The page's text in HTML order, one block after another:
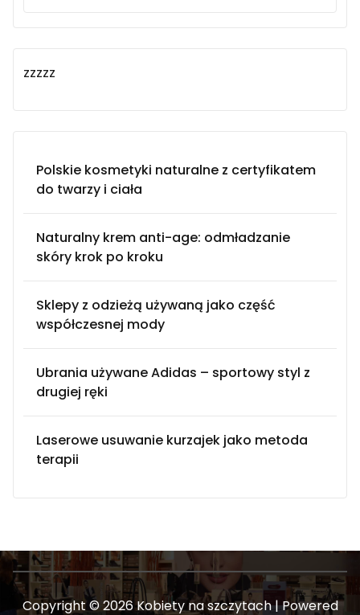
zzzzz
Polskie kosmetyki naturalne z certyfikatem
do twarzy i ciała
Naturalny krem anti-age: odmładzanie
skóry krok po kroku
Sklepy z odzieżą używaną jako część
współczesnej mody
Ubrania używane Adidas – sportowy styl z
drugiej ręki
Laserowe usuwanie kurzajek jako metoda
terapii
Copyright © 2026 Kobiety na szczytach | Powered